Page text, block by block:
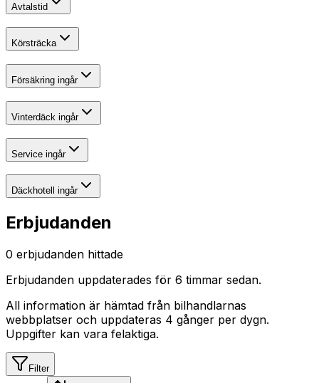
Avtalstid
Körsträcka
Försäkring ingår
Vinterdäck ingår
Service ingår
Däckhotell ingår
Erbjudanden
0 erbjudanden hittade
Erbjudanden uppdaterades för 6 timmar sedan.
All information är hämtad från bilhandlarnas
webbplatser och uppdateras 4 gånger per dygn.
Uppgifter kan vara felaktiga.
Filter